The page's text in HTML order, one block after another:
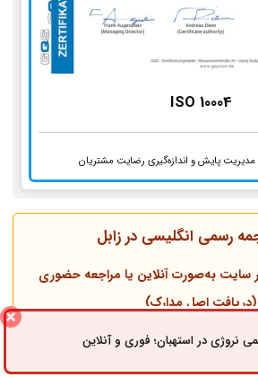
ISO 10004
مدیریت پایش و اندازه‌گیری رضایت مشتریان
رسمی انگلیسی درزابل
به‌صورت آنلاین یا مراجعه حضوری
(دریافت اصل مدارک)
نروژی در استهبان؛ فوری و آنلاینثبت سفارش